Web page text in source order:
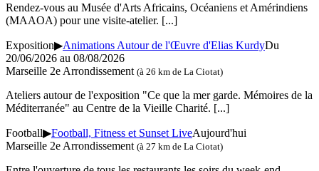
Rendez-vous au Musée d'Arts Africains, Océaniens et Amérindiens
(MAAOA) pour une visite-atelier. [...]
Exposition▶Animations Autour de l'Œuvre d'Elias KurdyDu
20/06/2026 au 08/08/2026
Marseille 2e Arrondissement (à 26 km de La Ciotat)
Ateliers autour de l'exposition "Ce que la mer garde. Mémoires de la
Méditerranée" au Centre de la Vieille Charité. [...]
Football▶Football, Fitness et Sunset LiveAujourd'hui
Marseille 2e Arrondissement (à 27 km de La Ciotat)